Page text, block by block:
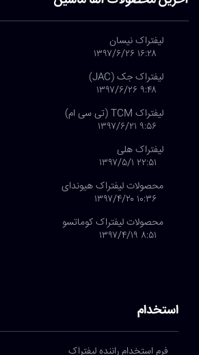
لیفتراک نیسان
۱۶:۲۸ ۱۳۹۷/۶/۲۶
لیفتراک جک (JAC)
۹:۴۸ ۱۳۹۷/۶/۲۶
لیفتراک TCM (تی سی ام)
۹:۵۶ ۱۳۹۷/۶/۲۱
لیفتراک هلی
۲۲:۵۱ ۱۳۹۷/۵/۱
محصولات لیفتراک هیوندای
۱۰:۳۶ ۱۳۹۷/۴/۲۰
محصولات لیفتراک کوماتسو
۸:۵۱ ۱۳۹۷/۴/۱۹
استخدام
فرم استخدام راننده لیفتراک